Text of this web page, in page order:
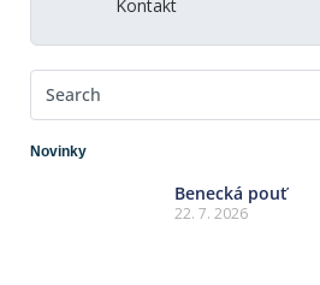
Kontakt
Novinky
Benecká pouť
22. 7. 2026